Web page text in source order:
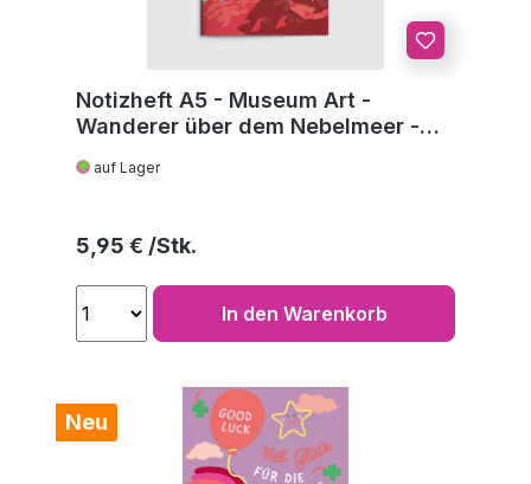
Notizheft A5 - Museum Art -
Wanderer über dem Nebelmeer -
auf Lager
Regulärer Preis:
5,95 €
In den Warenkorb
Neu